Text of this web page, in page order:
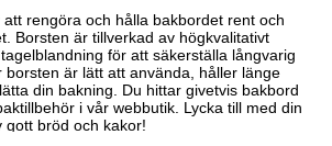
rengöra och hålla bakbordet rent och
Borsten är tillverkad av högkvalitativt
för att säkerställa långvarig
borsten är lätt att använda, håller länge
din bakning. Du hittar givetvis bakbord
i vår webbutik. Lycka till med din
gott bröd och kakor!